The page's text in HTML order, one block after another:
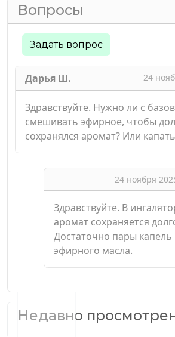
Вопросы
Задать вопрос
Дарья Ш. 24
Здравствуйте. Нужно ли с
смешивать эфирное, чтобы
сохранялся аромат? Или
24 ноября
Здравствуйте. В
аромат сохраняется
Достаточно пары капель
эфирного масла.
Недавно